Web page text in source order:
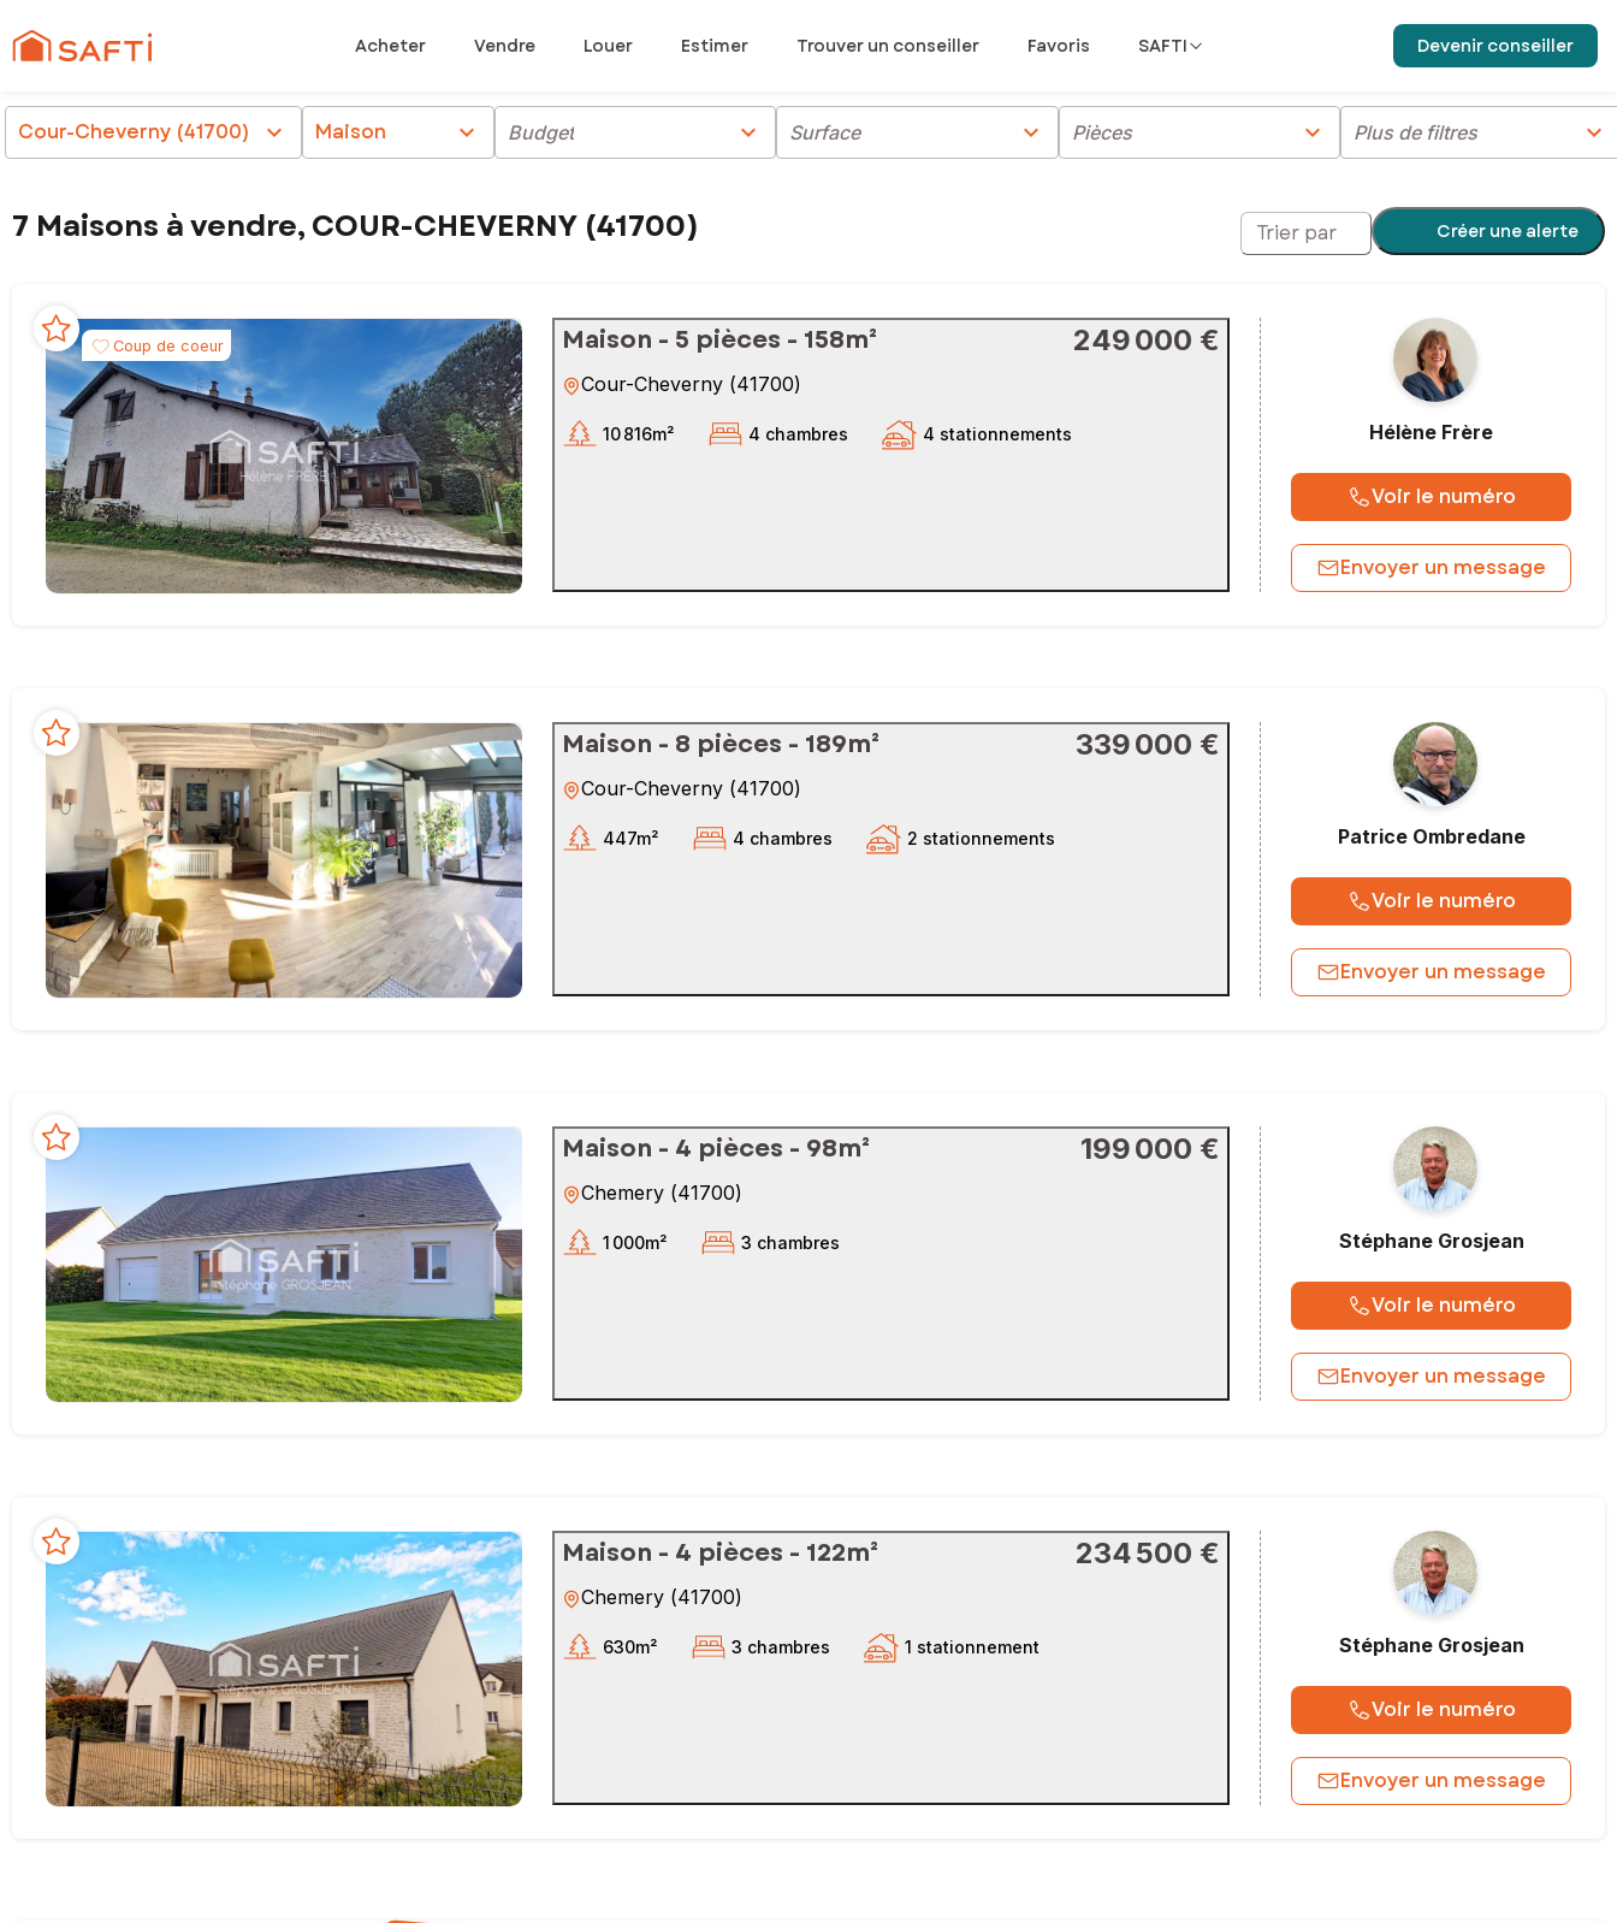
Acheter Vendre Louer Estimer Trouver un conseiller Favoris SAFTI Devenir conseiller
Cour-Cheverny (41700) chevron_right Maison chevron_right Budget chevron_right Surface chevron_right Pièces chevron_right Plus de filtres chevron_right
7 Maisons à vendre, COUR-CHEVERNY (41700) Trier par Créer une alerte
Coup de coeur Maison - 5 pièces - 158m² 249 000 €
Cour-Cheverny (41700)
10 816m² 4 chambres 4 stationnements Hélène Frère
Voir le numéro
Envoyer un message
Maison - 8 pièces - 189m² 339 000 €
Cour-Cheverny (41700)
447m² 4 chambres 2 stationnements Patrice Ombredane
Voir le numéro
Envoyer un message
Maison - 4 pièces - 98m² 199 000 €
Chemery (41700)
1 000m² 3 chambres Stéphane Grosjean
Voir le numéro
Envoyer un message
Maison - 4 pièces - 122m² 234 500 €
Chemery (41700)
630m² 3 chambres 1 stationnement Stéphane Grosjean
Voir le numéro
Envoyer un message